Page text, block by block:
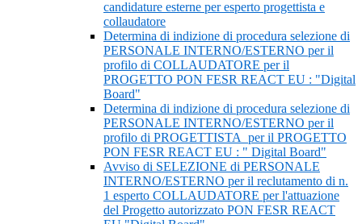
candidature esterne per esperto progettista e
collaudatore
Determina di indizione di procedura selezione di
PERSONALE INTERNO/ESTERNO per il
profilo di COLLAUDATORE per il
PROGETTO PON FESR REACT EU : "Digital
Board"
Determina di indizione di procedura selezione di
PERSONALE INTERNO/ESTERNO per il
profilo di PROGETTISTA per il PROGETTO
PON FESR REACT EU : " Digital Board"
Avviso di SELEZIONE di PERSONALE
INTERNO/ESTERNO per il reclutamento di n.
1 esperto COLLAUDATORE per l'attuazione
del Progetto autorizzato PON FESR REACT